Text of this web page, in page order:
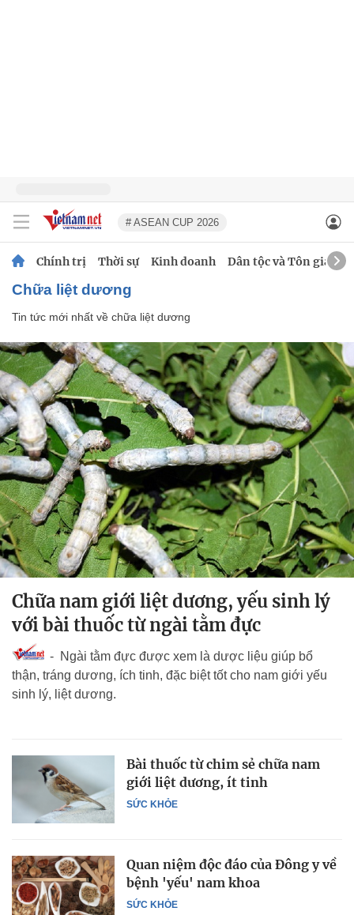
# ASEAN CUP 2026
Chính trị Thời sự Kinh doanh Dân tộc và Tôn giáo
chữa liệt dương
Tin tức mới nhất về chữa liệt dương
Chữa nam giới liệt dương, yếu sinh lý
với bài thuốc từ ngài tằm đực
- Ngài tằm đực được xem là dược liệu giúp bổ
thận, tráng dương, ích tinh, đặc biệt tốt cho nam giới yếu
sinh lý, liệt dương.
SỨC KHỎE
Bài thuốc từ chim sẻ chữa nam
giới liệt dương, ít tinh
SỨC KHỎE
Quan niệm độc đáo của Đông y về
bệnh 'yếu' nam khoa